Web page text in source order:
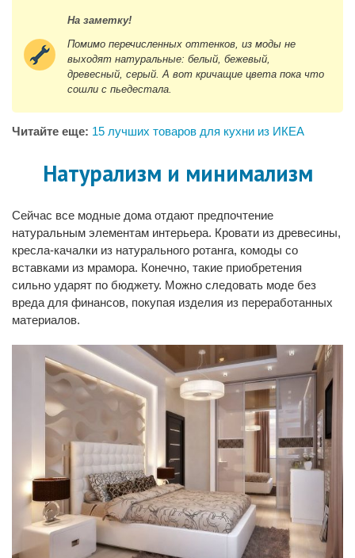
На заметку!
Помимо перечисленных оттенков, из моды не
выходят натуральные: белый, бежевый,
древесный, серый. А вот кричащие цвета пока что
сошли с пьедестала.
Читайте еще: 15 лучших товаров для кухни из ИКЕА
Натурализм и минимализм
Сейчас все модные дома отдают предпочтение
натуральным элементам интерьера. Кровати из древесины,
кресла-качалки из натурального ротанга, комоды со
вставками из мрамора. Конечно, такие приобретения
сильно ударят по бюджету. Можно следовать моде без
вреда для финансов, покупая изделия из переработанных
материалов.